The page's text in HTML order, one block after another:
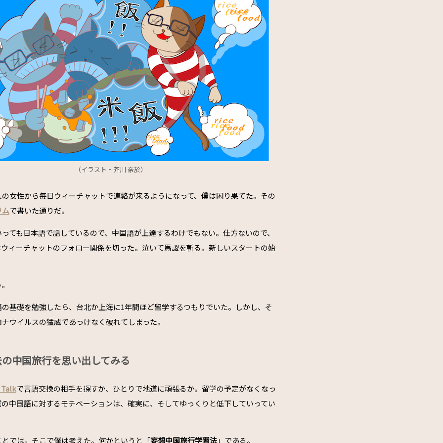
（イラスト・芥川 奈於）
女性から毎日ウィーチャットで連絡が来るようになって、僕は困り果てた。その
で書いた通りだ。
ても日本語で話しているので、中国語が上達するわけでもない。仕方ないので、
ィーチャットのフォロー関係を切った。泣いて馬謖を斬る。新しいスタートの始
基礎を勉強したら、台北か上海に1年間ほど留学するつもりでいた。しかし、そ
ウイルスの猛威であっけなく破れてしまった。
中国旅行を思い出してみる
で言語交換の相手を探すか、ひとりで地道に頑張るか。留学の予定がなくなっ
中国語に対するモチベーションは、確実に、そしてゆっくりと低下していってい
では。そこで僕は考えた。何かというと「妄想中国旅行学習法」である。